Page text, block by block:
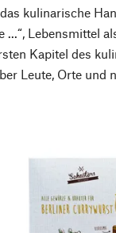
kulinarische
...“, Lebensmittel
Kapitel des
Leute, Orte und